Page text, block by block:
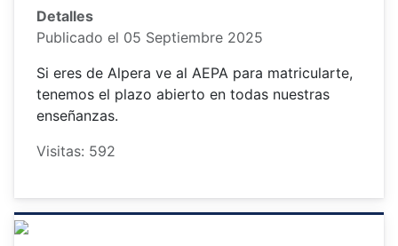
Detalles
Publicado el 05 Septiembre 2025
Si eres de Alpera ve al AEPA para matricularte,
tenemos el plazo abierto en todas nuestras
enseñanzas.
Visitas: 592